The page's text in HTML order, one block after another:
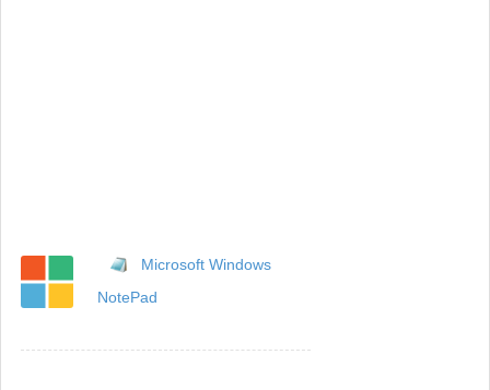
Microsoft Windows
NotePad